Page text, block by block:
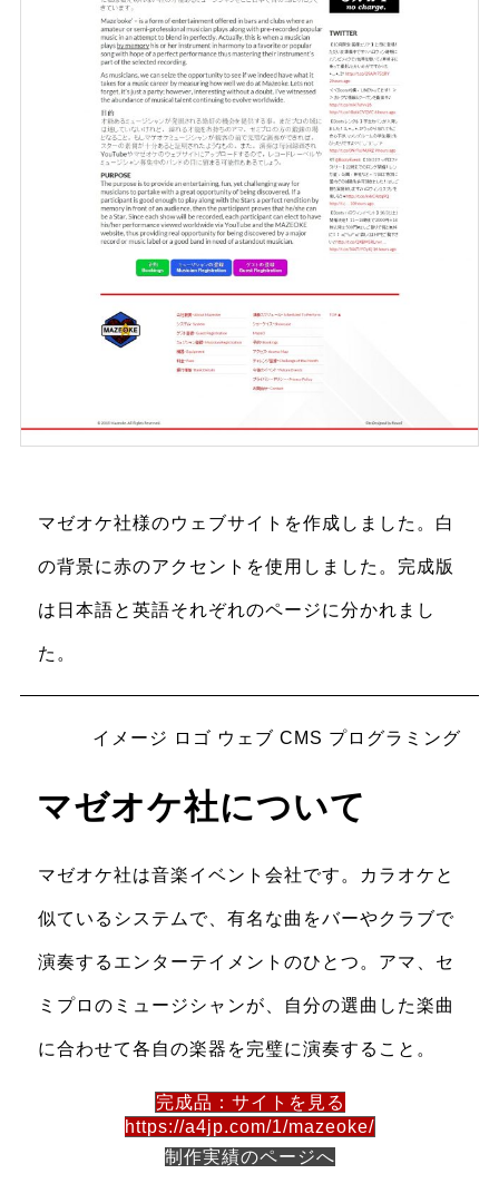
マゼオケ社様のウェブサイトを作成しました。白
の背景に赤のアクセントを使用しました。完成版
は日本語と英語それぞれのページに分かれまし
た。
イメージ ロゴ ウェブ CMS プログラミング
マゼオケ社について
マゼオケ社は音楽イベント会社です。カラオケと
似ているシステムで、有名な曲をバーやクラブで
演奏するエンターテイメントのひとつ。アマ、セ
ミプロのミュージシャンが、自分の選曲した楽曲
に合わせて各自の楽器を完璧に演奏すること。
完成品：サイトを見る
https://a4jp.com/1/mazeoke/
制作実績のページへ